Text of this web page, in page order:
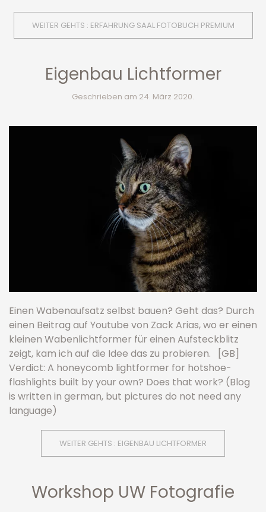
WEITER GEHTS : ERFAHRUNG SAAL FOTOBUCH PREMIUM
Eigenbau Lichtformer
Geschrieben am 24. März 2020.
Einen Wabenaufsatz selbst bauen? Geht das? Durch
einen Beitrag auf Youtube von Zack Arias, wo er einen
kleinen Wabenlichtformer für einen Aufsteckblitz
zeigt, kam ich auf die Idee das zu probieren. [GB]
Verdict: A honeycomb lightformer for hotshoe-
flashlights built by your own? Does that work? (Blog
is written in german, but pictures do not need any
language)
WEITER GEHTS : EIGENBAU LICHTFORMER
Workshop UW Fotografie